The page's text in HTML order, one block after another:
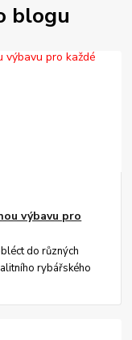
blogu
výbavu pro
do různých
rybářského